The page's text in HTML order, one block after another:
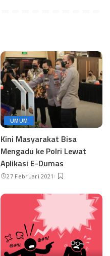
UMUM
Kini Masyarakat Bisa
Mengadu ke Polri Lewat
Aplikasi E-Dumas
27 Februari 2021